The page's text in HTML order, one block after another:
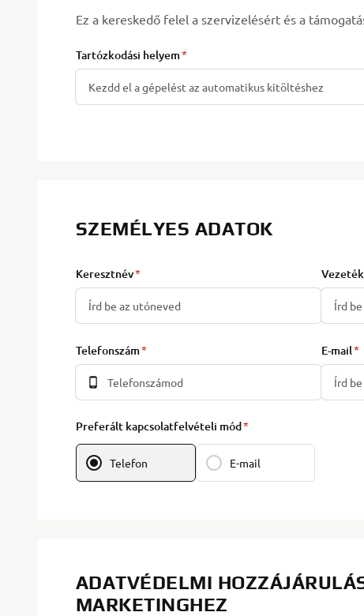
Ez a kereskedő felel a szervizelésért és a
Tartózkodási helyem
SZEMÉLYES ADATOK
Keresztnév
Telefonszám E-mail
Preferált kapcsolatfelvételi mód
Telefon E-mail
ADATVÉDELMI
MARKETINGHEZ